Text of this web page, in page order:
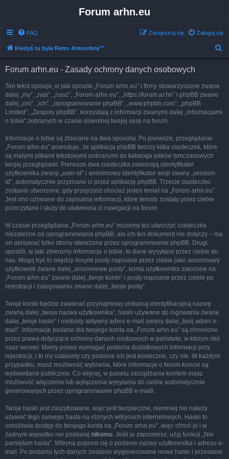
Forum arhn.eu
FAQ Zaloguj się
Zarejestruj się
Kiedyś tu była Retro Atmosfera™
Forum arhn.eu - Zasady ochrony danych osobowych
Ten tekst opisuje, w jaki sposób „Forum arhn.eu” i firmy stowarzyszone zwane
dalej „my”, „nas”, „nasz”, „Forum arhn.eu”, „https://forum.ar.hn” i phpBB zwane
dalej „oni”, „ich”, „oprogramowanie phpBB”, „www.phpbb.com”, „phpBB
Limited”, „Zespoły phpBB”, korzystają z informacji zwanymi dalej „informacjami
o tobie” zebranych w czasie dowolnej twojej sesji na forum.
Informacje o tobie są zbierane na dwa sposoby. Po pierwsze, przeglądanie
„Forum arhn.eu” powoduje, że aplikacja phpBB tworzy kilka ciasteczek, które
są małymi plikami tekstowymi pobranymi do katalogu plików tymczasowych
twojej przeglądarki. Pierwsze dwa ciasteczka zawierają identyfikator
użytkownika zwany „user-id” i anonimowy identyfikator sesji zwany „session-
id”, automatycznie przyznane ci przez aplikację phpBB. Trzecie ciasteczko
zostanie utworzone, gdy przejrzysz chociaż jeden temat na „Forum arhn.eu”.
Jest ono używane do zapisania informacji, które tematy zostały przez ciebie
przeczytane i służy do ułatwienia ci nawigacji na forum.
W czasie przeglądania „Forum arhn.eu” możemy też utworzyć ciasteczka
niezależne od oprogramowania phpBB, ale ich ten dokument nie dotyczy – ma
on opisywać tylko strony stworzone przez oprogramowanie phpBB. Drugi
sposób, w jaki zbieramy informacje o tobie, to dane wysyłane przez ciebie do
nas. Mogą być to między innymi posty napisane przez ciebie jako anonimowy
użytkownik zwane dalej „anonimowe posty”, konta użytkownika założone na
„Forum arhn.eu” zwane dalej „twoje konto” i posty napisane przez ciebie po
rejestracji i zalogowaniu zwane dalej „twoje posty”.
Twoje konto będzie zawierać przynajmniej unikalną identyfikacyjną nazwę
zwaną dalej „twoja nazwa użytkownika”, hasło używane do logowania zwane
dalej „twoje hasło” i osobisty aktywny adres e-mail zwany dalej „twój adres e-
mail”. Informacje podane dla twojego konta na „Forum arhn.eu” są chronione
przez prawa dotyczące ochrony danych osobowych w państwie, w którym stoi
nasz serwer. Mamy prawo wymagać podania dodatkowych informacji przy
rejestracji, i to my ustalamy czy podanie ich jest konieczne, czy nie. W każdym
przypadku, masz możliwość wybrania, które informacje o twoim koncie są
wyświetlane publicznie. Co więcej, w panelu zarządzania kontem masz
możliwość włączenia lub wyłączenia wysyłania do ciebie automatycznie
generowanych przez oprogramowanie phpBB e-maili.
Twoje hasło jest zaszyfrowane, więc jest bezpieczne, niemniej nie należy
używać tego samego hasła na różnych witrynach internetowych. Hasło to
umożliwia dostęp do twojego konta na „Forum arhn.eu”, więc chroń je i w
żadnym wypadku nie podawaj nikomu. Jeśli je zapomnisz, użyj funkcji „Nie
pamiętam hasła”. Witryna poprosi cię o podanie nazwy użytkownika i adresu e-
mail. Po podaniu tych danych zostanie wygenerowane nowe hasło i przesłane